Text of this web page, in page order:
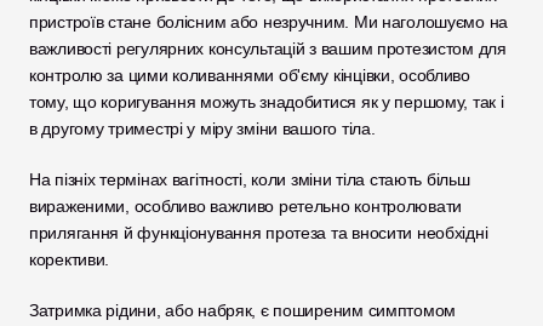
пристроїв стане болісним або незручним. Ми наголошуємо на
важливості регулярних консультацій з вашим протезистом для
контролю за цими коливаннями об'єму кінцівки, особливо
тому, що коригування можуть знадобитися як у першому, так і
в другому триместрі у міру зміни вашого тіла.
На пізніх термінах вагітності, коли зміни тіла стають більш
вираженими, особливо важливо ретельно контролювати
прилягання й функціонування протеза та вносити необхідні
корективи.
Затримка рідини, або набряк, є поширеним симптомом